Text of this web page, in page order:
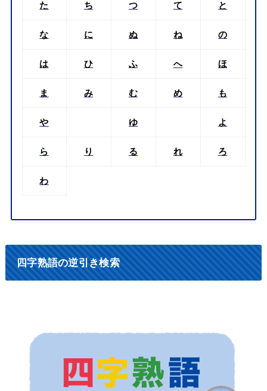
た ち つ て と
な に ぬ ね の
は ひ ふ へ ほ
ま み む め も
や ゆ よ
ら り る れ ろ
わ
四字熟語の逆引き検索